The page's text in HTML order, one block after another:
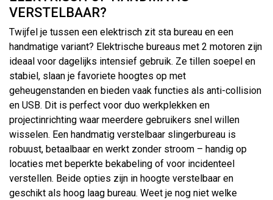
VERSTELBAAR?
Twijfel je tussen een elektrisch zit sta bureau en een
handmatige variant? Elektrische bureaus met 2 motoren zijn
ideaal voor dagelijks intensief gebruik. Ze tillen soepel en
stabiel, slaan je favoriete hoogtes op met
geheugenstanden en bieden vaak functies als anti-collision
en USB. Dit is perfect voor duo werkplekken en
projectinrichting waar meerdere gebruikers snel willen
wisselen. Een handmatig verstelbaar slingerbureau is
robuust, betaalbaar en werkt zonder stroom – handig op
locaties met beperkte bekabeling of voor incidenteel
verstellen. Beide opties zijn in hoogte verstelbaar en
geschikt als hoog laag bureau. Weet je nog niet welke